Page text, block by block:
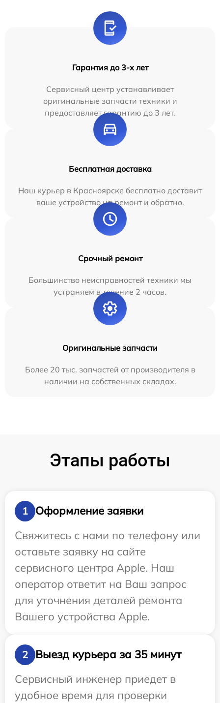
Гарантия до 3-х лет
Сервисный центр устанавливает
оригинальные запчасти техники и
предоставляет гарантию до 3 лет.
Бесплатная доставка
Наш курьер в Красноярске бесплатно доставит
ваше устройство на ремонт и обратно.
Срочный ремонт
Большинство неисправностей техники мы
устраняем в течение 2 часов.
Оригинальные запчасти
Более 20 тыс. запчастей от производителя в
наличии на собственных складах.
Этапы работы
1
Оформление заявки
Свяжитесь с нами по телефону или
оставьте заявку на сайте
сервисного центра Apple. Наш
оператор ответит на Ваш запрос
для уточнения деталей ремонта
Вашего устройства Apple.
2
Выезд курьера за 35 минут
Сервисный инженер приедет в
удобное время для проверки